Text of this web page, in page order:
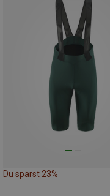
Du sparst 23%